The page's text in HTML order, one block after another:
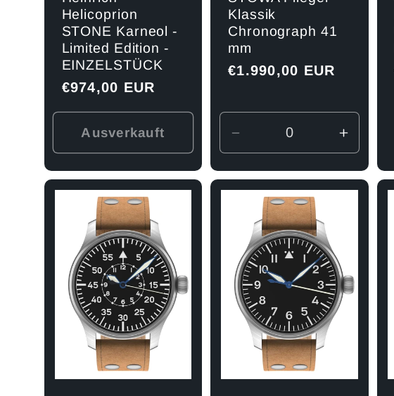
e
Helicoprion
STONE Karneol -
Limited Edition -
EINZELSTÜCK
Normaler
€974,00 EUR
Ausverkauft
Klassik
Chronograph 41
mm
Normaler
€1.990,00 EUR
Verringere
die
Menge
für
Default
Title
Erhöhe
die
Menge
für